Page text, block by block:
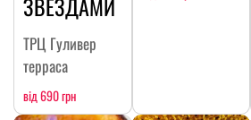
ЗВЕЗДАМИ
ТРЦ Гуливер
терраса
від 690 грн